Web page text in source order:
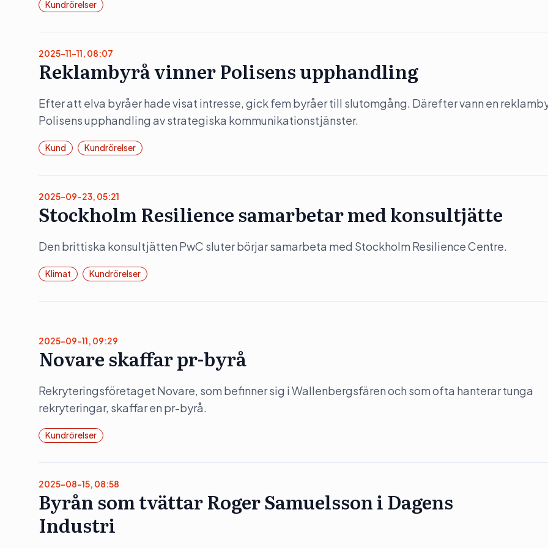
Kundrörelser
2025-11-11, 08:07
Reklambyrå vinner Polisens upphandling
Efter att elva byråer hade visat intresse, gick fem byråer till slutomgång. Därefter vann en
Polisens upphandling av strategiska kommunikationstjänster.
Kund Kundrörelser
2025-09-23, 05:21
Stockholm Resilience samarbetar med konsultjätte
Den brittiska konsultjätten PwC sluter börjar samarbeta med Stockholm Resilience Centre.
Klimat Kundrörelser
2025-09-11, 09:29
Novare skaffar pr-byrå
Rekryteringsföretaget Novare, som befinner sig i Wallenbergsfären och som ofta hanterar tunga
rekryteringar, skaffar en pr-byrå.
Kundrörelser
2025-08-15, 08:58
Byrån som tvättar Roger Samuelsson i Dagens
Industri